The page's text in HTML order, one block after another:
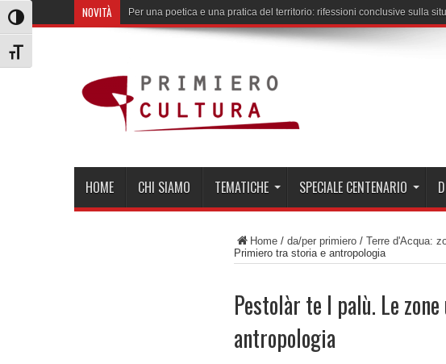
Attiva/disattiva alto contrasto
Attiva/disattiva dimensione testo
NOVITÀ Per una poetica e una pratica del territorio: rifessioni conclusive sulla
HOME CHI SIAMO TEMATICHE SPECIALE CENTENARIO
Home / da/per primiero / Terre d'Acqua:
Primiero tra storia e antropologia
Pestolàr te l palù. Le
antropologia